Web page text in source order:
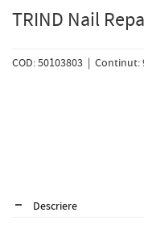
TRIND Nail
COD: 50103803 | Continut:
Descriere